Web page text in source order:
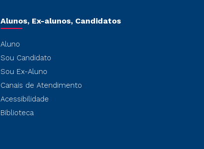
Alunos, Ex-alunos, Candidatos
Aluno
Sou Candidato
Sou Ex-Aluno
Canais de Atendimento
Acessibilidade
Biblioteca